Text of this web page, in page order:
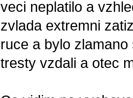
veci neplatilo a
zvlada extremni
ruce a bylo
tresty vzdali a otec